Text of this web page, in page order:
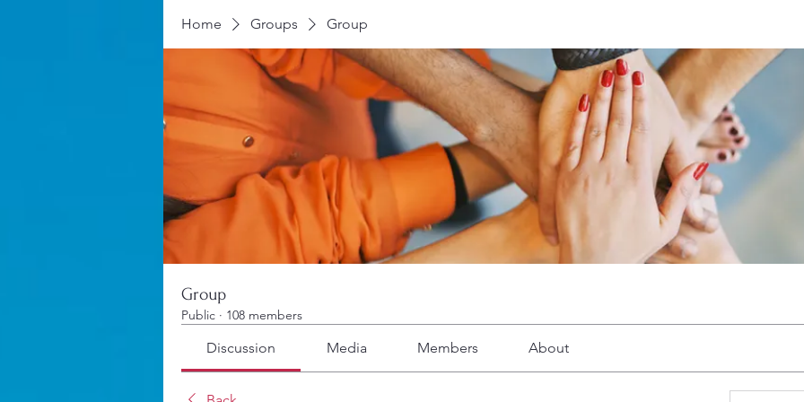
Home Groups Group
Group
Public · 108 members
Discussion Media Members About